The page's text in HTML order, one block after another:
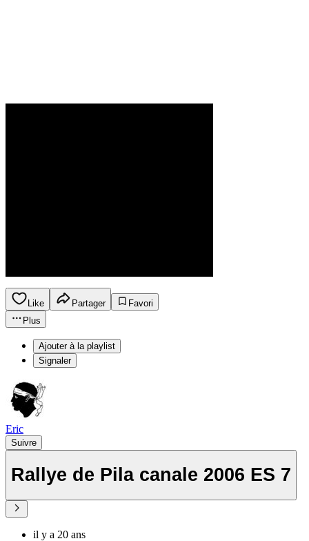
Like Partager
Favori
Plus
Ajouter à la playlist
Signaler
Eric
Suivre
Rallye de Pila canale 2006 ES 7
il y a 20 ans